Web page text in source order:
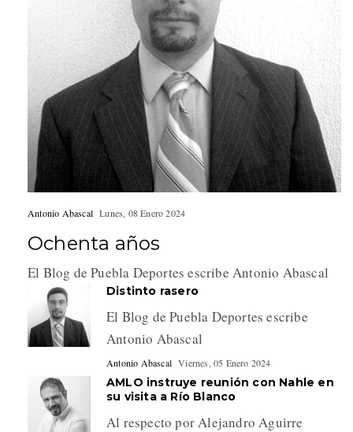
Antonio Abascal Lunes, 08 Enero 2024
Ochenta años
El Blog de Puebla Deportes escribe Antonio Abascal
Distinto rasero
El Blog de Puebla Deportes escribe
Antonio Abascal
Antonio Abascal Viernes, 05 Enero 2024
AMLO instruye reunión con Nahle en
su visita a Río Blanco
Al respecto por Alejandro Aguirre